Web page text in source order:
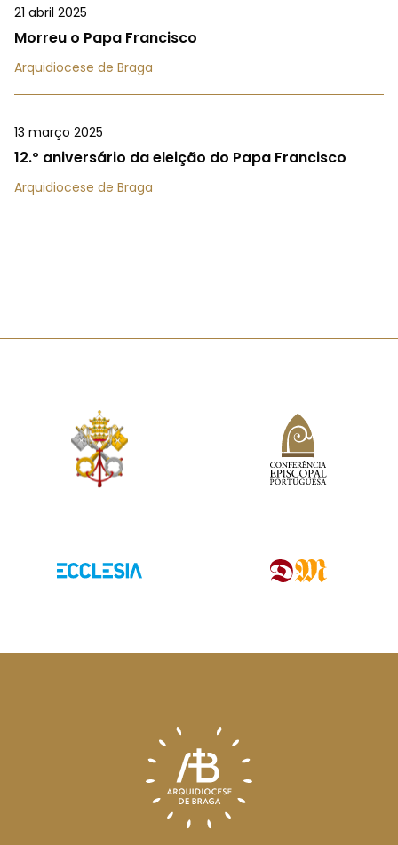
21 abril 2025
Morreu o Papa Francisco
Arquidiocese de Braga
13 março 2025
12.º aniversário da eleição do Papa Francisco
Arquidiocese de Braga